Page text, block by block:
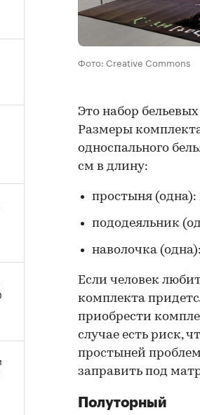
Фото: Creative Commons
Это набор
Размеры
односпального
см в длину:
простыня (одна):
пододеяльник
наволочка
Если человек
комплекта
приобрести
случае есть риск,
простыней
заправить под
Полуторный